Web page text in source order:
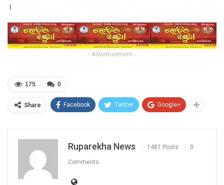
।
- Advertisement -
0
175
Share Facebook Twitter Google+
Ruparekha News 1481 Posts 0
Comments